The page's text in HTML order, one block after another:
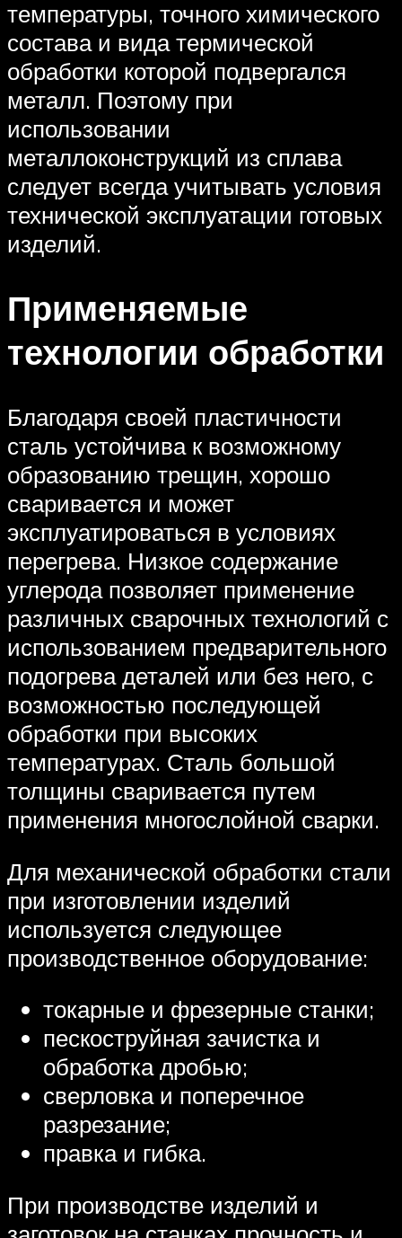
температуры, точного химического
состава и вида термической
обработки которой подвергался
металл. Поэтому при
использовании
металлоконструкций из сплава
следует всегда учитывать условия
технической эксплуатации готовых
изделий.
Применяемые
технологии обработки
Благодаря своей пластичности
сталь устойчива к возможному
образованию трещин, хорошо
сваривается и может
эксплуатироваться в условиях
перегрева. Низкое содержание
углерода позволяет применение
различных сварочных технологий с
использованием предварительного
подогрева деталей или без него, с
возможностью последующей
обработки при высоких
температурах. Сталь большой
толщины сваривается путем
применения многослойной сварки.
Для механической обработки стали
при изготовлении изделий
используется следующее
производственное оборудование:
токарные и фрезерные станки;
пескоструйная зачистка и
обработка дробью;
сверловка и поперечное
разрезание;
правка и гибка.
При производстве изделий и